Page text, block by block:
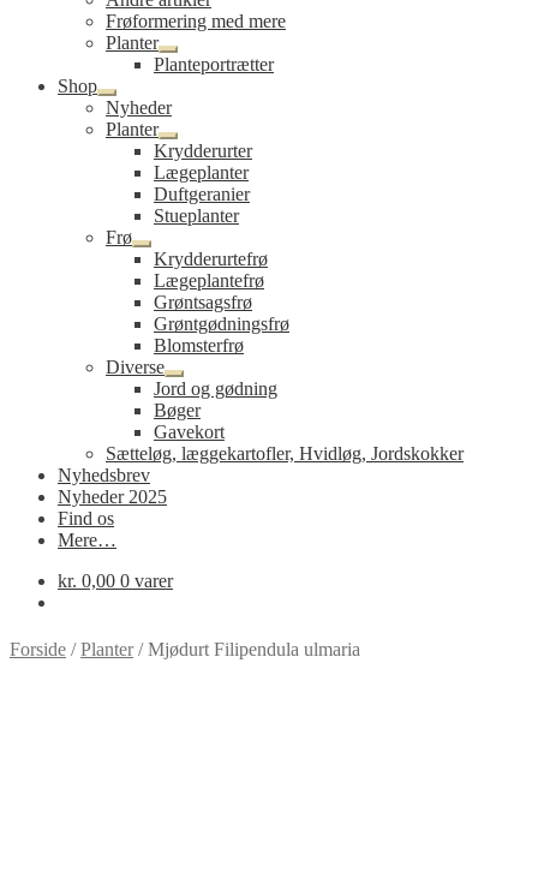
undermenu
Frøformering med mere
Planter
Udfold
undermenu
Planteportrætter
Shop
Udfold
undermenu
Nyheder
Planter
Udfold
undermenu
Krydderurter
Lægeplanter
Duftgeranier
Stueplanter
Frø
Udfold
undermenu
Krydderurtefrø
Lægeplantefrø
Grøntsagsfrø
Grøntgødningsfrø
Blomsterfrø
Diverse
Udfold
undermenu
Jord og gødning
Bøger
Gavekort
Sætteløg, læggekartofler, Hvidløg, Jordskokker
Nyhedsbrev
Nyheder 2025
Find os
Mere…
kr. 0,00 0 varer
Forside /Planter/Mjødurt Filipendula ulmaria